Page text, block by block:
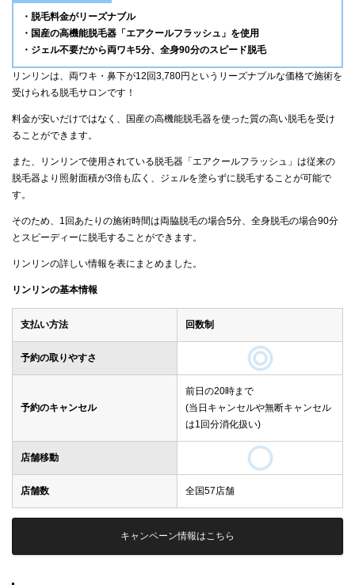
・脱毛料金がリーズナブル
・国産の高機能脱毛器「エアクールフラッシュ」を使用
・ジェル不要だから両ワキ5分、全身90分のスピード脱毛
リンリンは、両ワキ・鼻下が12回3,780円というリーズナブルな価格で施術を
受けられる脱毛サロンです！
料金が安いだけではなく、国産の高機能脱毛器を使った質の高い脱毛を受け
ることができます。
また、リンリンで使用されている脱毛器「エアクールフラッシュ」は従来の
脱毛器より照射面積が3倍も広く、ジェルを塗らずに脱毛することが可能で
す。
そのため、1回あたりの施術時間は両脇脱毛の場合5分、全身脱毛の場合90分
とスピーディーに脱毛することができます。
リンリンの詳しい情報を表にまとめました。
リンリンの基本情報
支払い方法 回数制
予約の取りやすさ
予約のキャンセル
前日の20時まで
(当日キャンセルや無断キャンセル
は1回分消化扱い)
店舗移動
店舗数 全国57店舗
キャンペーン情報はこちら